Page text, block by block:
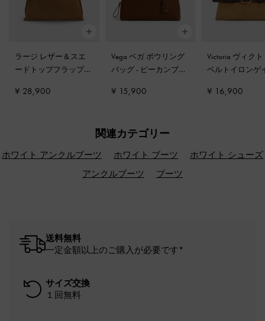
ラージ レザー＆スエ
ードトップフラップ
ウン
¥ 28,900
Vega ベガ ボウリング
バッグ- ピーカンブラ
¥ 15,900
Victoria ヴィク
ベルトイロンゲ
-サハラサンド
¥ 16,900
関連カテゴリー
ホワイト アンクルブーツ ホワイト ブーツ
ホワイト シューズ
アンクルブーツ
ブーツ
送料無料
一定金額以上のご購入が必要です*
サイズ交換
１回無料